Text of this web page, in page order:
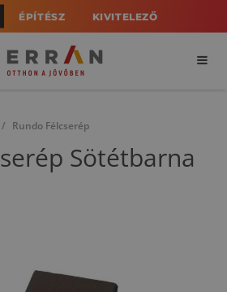
ÉPÍTÉSZ KIVITELEZŐ
Rundo Félcserép
Sötétbarna